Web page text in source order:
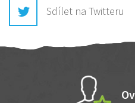
Sdílet na Twitteru